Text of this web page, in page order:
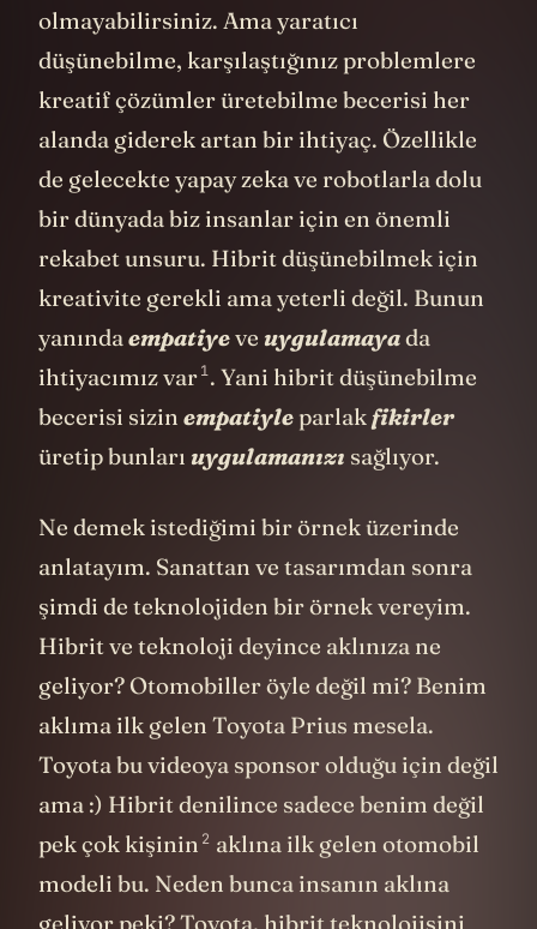
olmayabilirsiniz. Ama yaratıcı
düşünebilme, karşılaştığınız problemlere
kreatif çözümler üretebilme becerisi her
alanda giderek artan bir ihtiyaç. Özellikle
de gelecekte yapay zeka ve robotlarla dolu
bir dünyada biz insanlar için en önemli
rekabet unsuru. Hibrit düşünebilmek için
kreativite gerekli ama yeterli değil. Bunun
yanında empatiyeve uygulamayada
ihtiyacımız var1. Yani hibrit düşünebilme
becerisi sizin empatiyleparlakfikirler
üretip bunları uygulamanızı sağlıyor.
Ne demek istediğimi bir örnek üzerinde
anlatayım. Sanattan ve tasarımdan sonra
şimdi de teknolojiden bir örnek vereyim.
Hibrit ve teknoloji deyince aklınıza ne
geliyor? Otomobiller öyle değil mi? Benim
aklıma ilk gelen Toyota Prius mesela.
Toyota bu videoya sponsor olduğu için değil
ama :) Hibrit denilince sadece benim değil
pek çok kişinin 2 aklına ilk gelen otomobil
modeli bu. Neden bunca insanın aklına